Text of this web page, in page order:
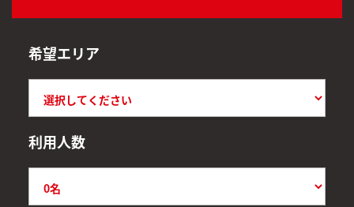
希望エリア
利用人数